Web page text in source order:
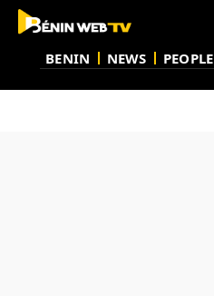
BENIN NEWS PEOPLE